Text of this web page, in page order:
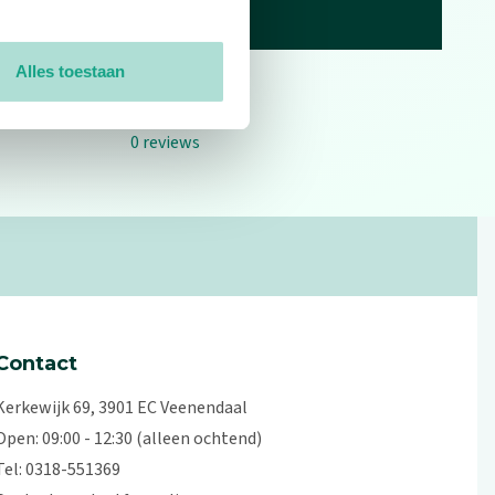
Alles toestaan
0 reviews
69, 3901 EC Veenendaal
09:00 - 12:30 (alleen ochtend)
0318-551369